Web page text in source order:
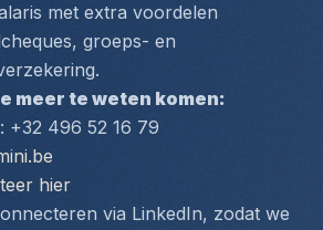
met extra voordelen
groeps- en
meer te weten komen:
+32 496 52 16 79
hier
via LinkedIn, zodat we